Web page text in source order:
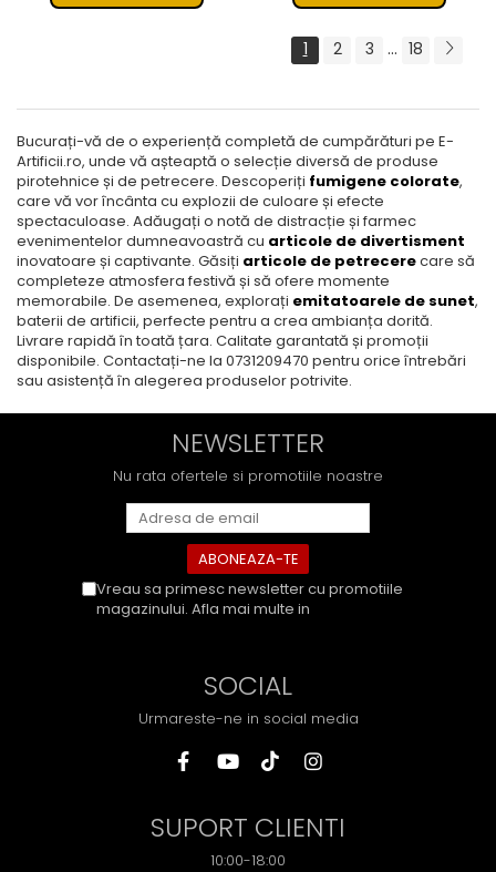
1 2 3 ... 18
Bucurați-vă de o experiență completă de cumpărături pe E-
Artificii.ro, unde vă așteaptă o selecție diversă de produse
pirotehnice și de petrecere. Descoperiți fumigene colorate,
care vă vor încânta cu explozii de culoare și efecte
spectaculoase. Adăugați o notă de distracție și farmec
evenimentelor dumneavoastră cu articole de divertisment
inovatoare și captivante. Găsiți articole de petrecerecare să
completeze atmosfera festivă și să ofere momente
memorabile. De asemenea, explorați emitatoarele de sunet,
baterii de artificii, perfecte pentru a crea ambianța dorită.
Livrare rapidă în toată țara. Calitate garantată și promoții
disponibile. Contactați-ne la 0731209470 pentru orice întrebări
sau asistență în alegerea produselor potrivite.
NEWSLETTER
Nu rata ofertele si promotiile noastre
Vreau sa primesc newsletter cu promotiile
magazinului. Afla mai multe in
SOCIAL
Urmareste-ne in social media
SUPORT CLIENTI
10:00-18:00